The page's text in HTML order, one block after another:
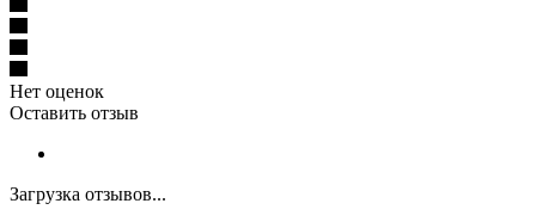
Нет оценок
Оставить отзыв
Загрузка отзывов...